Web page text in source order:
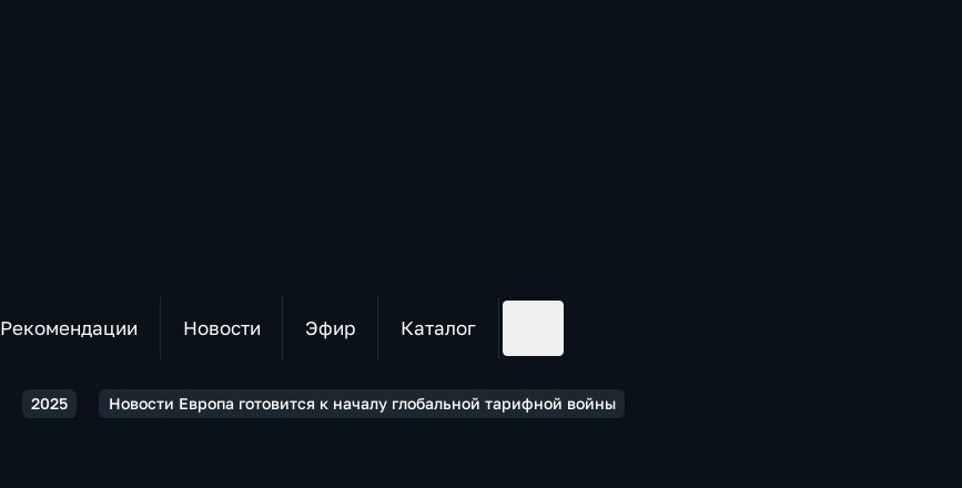
Рекомендации Новости Эфир Каталог
2025 Новости Европа готовится к началу глобальной тарифной войны